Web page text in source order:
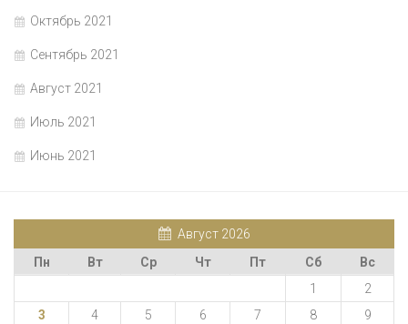
Октябрь 2021
Сентябрь 2021
Август 2021
Июль 2021
Июнь 2021
Август 2026
Пн
Вт Ср Чт Пт Сб
Вс
1
2
3
4 5 6 7 8
9